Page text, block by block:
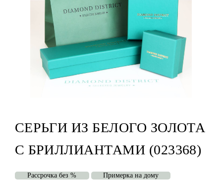
СЕРЬГИ ИЗ БЕЛОГО ЗОЛОТА
С БРИЛЛИАНТАМИ (023368)
Рассрочка без % Примерка на дому